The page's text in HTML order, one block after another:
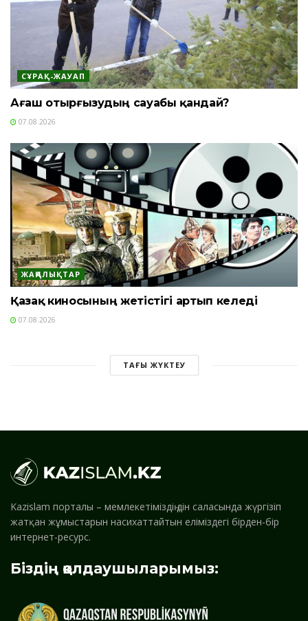
СҰРАҚ-ЖАУАП
Ағаш отырғызудың сауабы қандай?
07.08.2026
ЖАҢАЛЫҚТАР
Қазақ киносының жетістігі артып келеді
07.08.2026
ТАҒЫ ЖҮКТЕУ
Kazislam порталы – мемлекетіміздің дін саласында жүргізіп
жатқан жұмыстарын насихаттайтын еліміздегі бірден-бір
интернет-ресурс.
Біздің қолдаушыларымыз: